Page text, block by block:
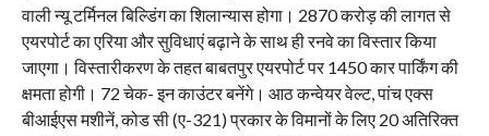
वाली न्यू टर्मिनल बिल्डिंग का शिलान्यास होगा। 2870 करोड़ की लागत से
एयरपोर्ट का एरिया और सुविधाएं बढ़ाने के साथ ही रनवे का विस्तार किया
जाएगा। विस्तारीकरण के तहत बाबतपुर एयरपोर्ट पर 1450 कार पार्किंग की
क्षमता होगी। 72 चेक- इन काउंटर बनेंगे। आठ कन्वेयर वेल्ट, पांच एक्स
बीआईएस मशीनें, कोड सी (ए-321) प्रकार के विमानों के लिए 20 अतिरिक्त